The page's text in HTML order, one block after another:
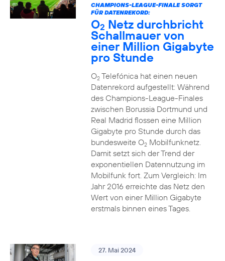
CHAMPIONS-LEAGUE-FINALE SORGT
FÜR DATENREKORD:
O2 Netz durchbricht
Schallmauer von
einer Million Gigabyte
pro Stunde
O2Telefónica hat einen neuen
Datenrekord aufgestellt: Während
des Champions-League-Finales
zwischen Borussia Dortmund und
Real Madrid flossen eine Million
Gigabyte pro Stunde durch das
bundesweite O2Mobilfunknetz.
Damit setzt sich der Trend der
exponentiellen Datennutzung im
Mobilfunk fort. Zum Vergleich: Im
Jahr 2016 erreichte das Netz den
Wert von einer Million Gigabyte
erstmals binnen eines Tages.
27. Mai 2024